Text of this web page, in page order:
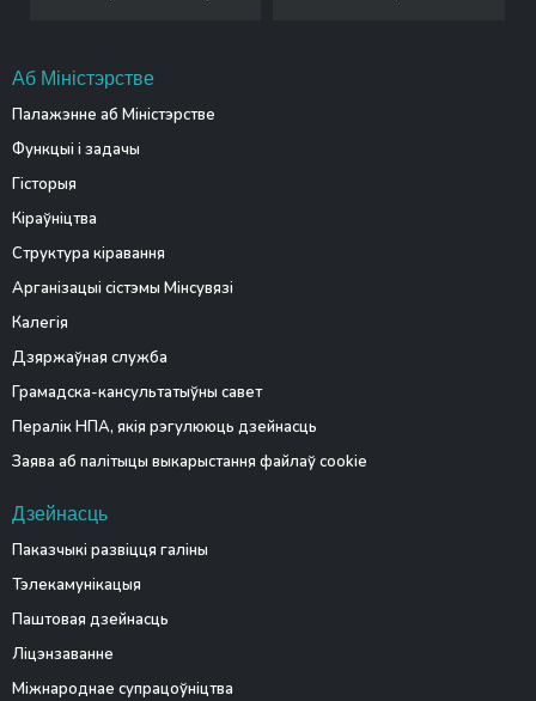
Аб Міністэрстве
Палажэнне аб Міністэрстве
Функцыі і задачы
Гісторыя
Кіраўніцтва
Структура кіравання
Арганізацыі сістэмы Мінсувязі
Калегія
Дзяржаўная служба
Грамадска-кансультатыўны савет
Пералік НПА, якія рэгулююць дзейнасць
Заява аб палітыцы выкарыстання файлаў cookie
Дзейнасць
Паказчыкі развіцця галіны
Тэлекамунікацыя
Паштовая дзейнасць
Ліцэнзаванне
Міжнароднае супрацоўніцтва